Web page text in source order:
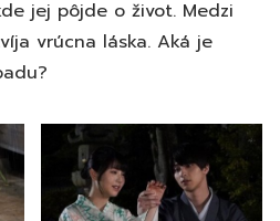
jej pôjde o život. Medzi
vrúcna láska. Aká je